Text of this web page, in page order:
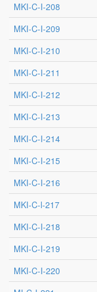
MKI-C-I-208
MKI-C-I-209
MKI-C-I-210
MKI-C-I-211
MKI-C-I-212
MKI-C-I-213
MKI-C-I-214
MKI-C-I-215
MKI-C-I-216
MKI-C-l-217
MKI-C-I-218
MKI-C-I-219
MKI-C-I-220